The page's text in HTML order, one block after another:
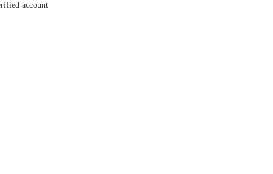
account